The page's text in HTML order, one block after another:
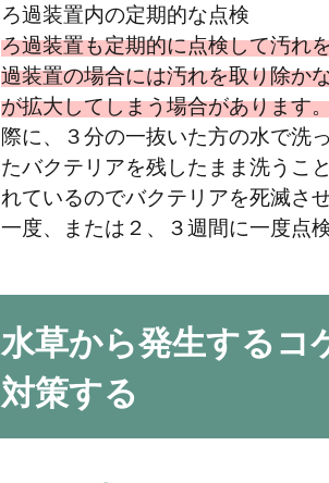
水草
てる方
アクア
れてし
育てや
水草とい
ろ過装置内の定期的な点検
ろ過装置も定期的に点検して汚れ
過装置の場合には汚れを取り除か
が拡大してしまう場合があります
際に、３分の一抜いた方の水で洗
たバクテリアを残したまま洗うこ
れているのでバクテリアを死滅さ
一度、または２、３週間に一度点
水草から発生するコ
対策する